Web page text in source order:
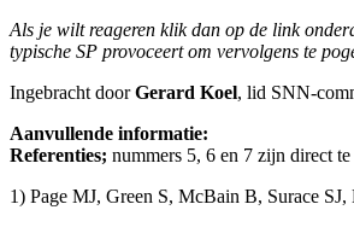
Als je wilt reageren klik dan op de link
typische SP provoceert om vervolgens te
Ingebracht doorGerard Koel, lid SNN-
Aanvullende informatie:
Referenties; nummers 5, 6 en 7 zijn direct
1) Page MJ, Green S, McBain B, Surace